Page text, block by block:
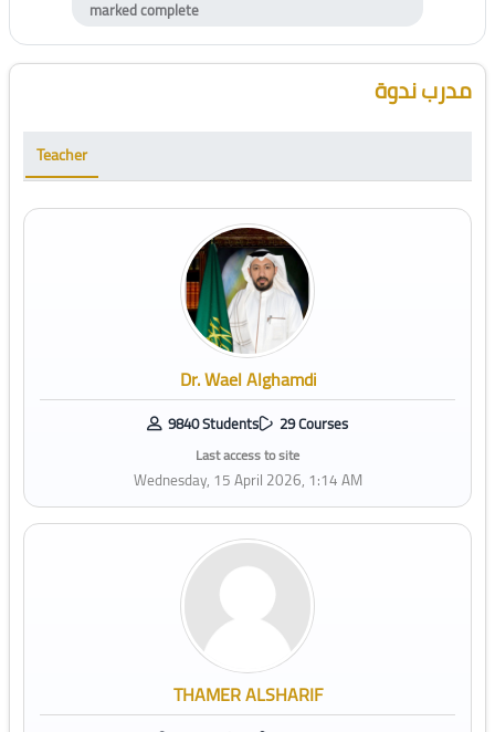
marked complete
Blocks
Skip [Cocoon] Course Instructor مدرب ندوة
Teacher
Dr. Wael Alghamdi
9840 Students 29 Courses
Last access to site
Wednesday, 15 April 2026, 1:14 AM
THAMER ALSHARIF